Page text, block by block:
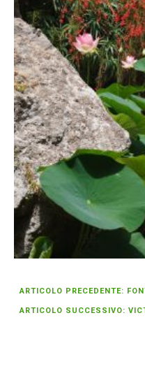
ARTICOLO PRECEDENTE:
ARTICOLO SUCCESSIVO: